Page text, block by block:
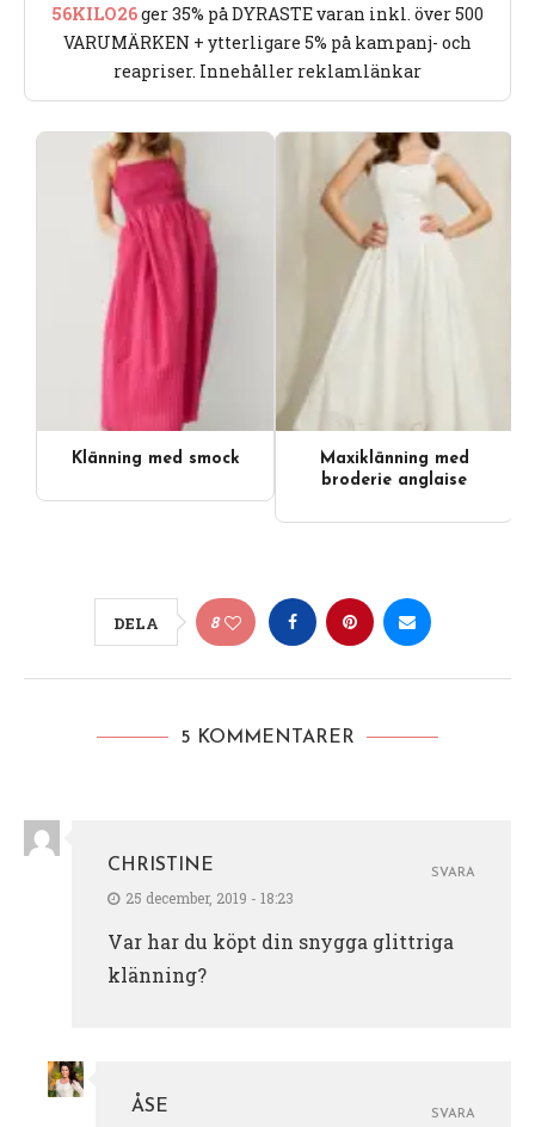
56KILO26ger 35% på DYRASTE varan inkl. över 500
VARUMÄRKEN + ytterligare 5% på kampanj- och
reapriser. Innehåller reklamlänkar
Klänning med smock
Maxiklänning med
broderie anglaise
DELA 8
5 KOMMENTARER
CHRISTINE
25 december, 2019 - 18:23
Var har du köpt din snygga glittriga
klänning?
SVARA
ÅSE
SVARA